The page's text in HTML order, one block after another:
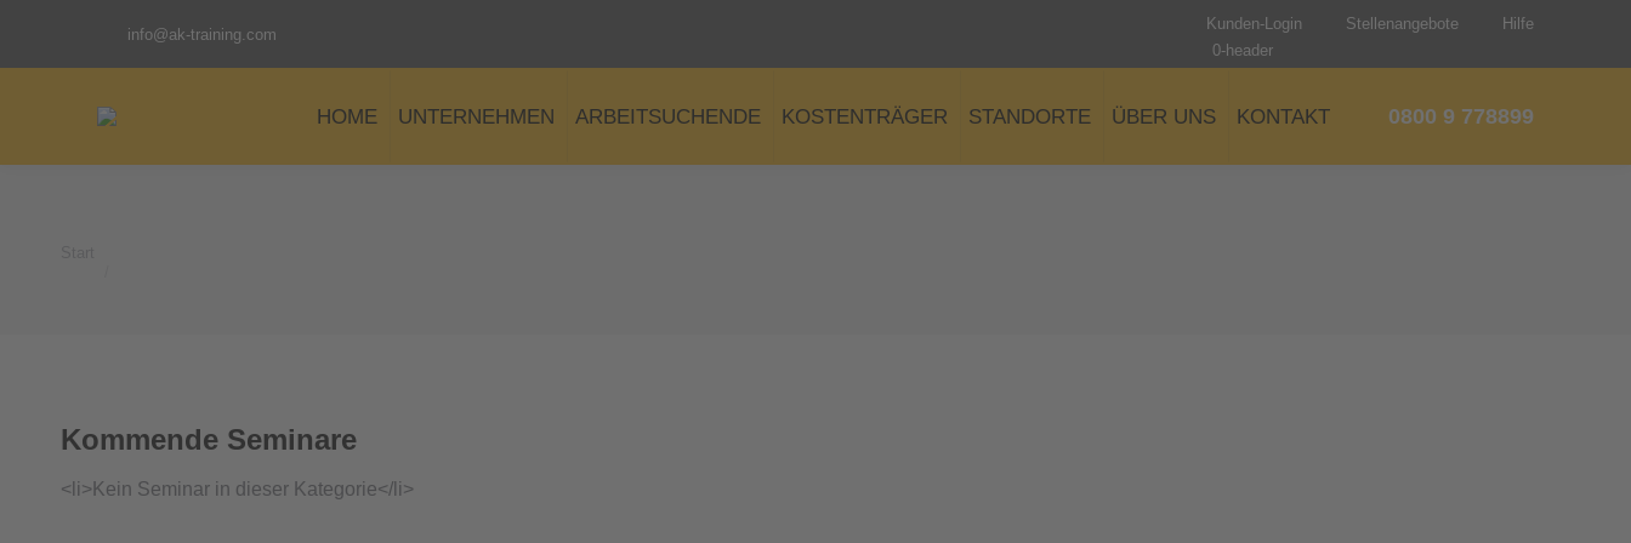
info@ak-training.com
Kunden-Login Stellenangebote
Hilfe
0-header
HOME UNTERNEHMEN ARBEITSUCHENDE KOSTENTRÄGER STANDORTE ÜBER UNS KONTAKT 0800 9 778899
Kommende Seminare
<li>Kein Seminar in dieser Kategorie</li>